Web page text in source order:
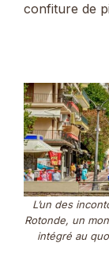
confiture de
L’un des
Rotonde, un
intégré au